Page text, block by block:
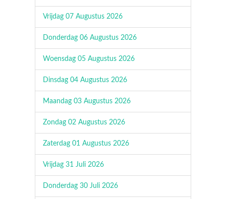
Vrijdag 07 Augustus 2026
Donderdag 06 Augustus 2026
Woensdag 05 Augustus 2026
Dinsdag 04 Augustus 2026
Maandag 03 Augustus 2026
Zondag 02 Augustus 2026
Zaterdag 01 Augustus 2026
Vrijdag 31 Juli 2026
Donderdag 30 Juli 2026